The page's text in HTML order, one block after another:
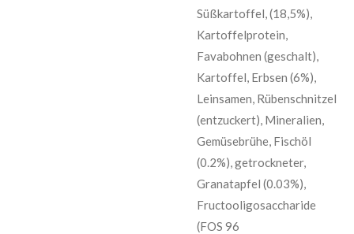
Süßkartoffel, (18,5%),
Kartoffelprotein,
Favabohnen (geschalt),
Kartoffel, Erbsen (6%),
Leinsamen, Rübenschnitzel
(entzuckert), Mineralien,
Gemüsebrühe, Fischöl
(0.2%), getrockneter,
Granatapfel (0.03%),
Fructooligosaccharide
(FOS 96